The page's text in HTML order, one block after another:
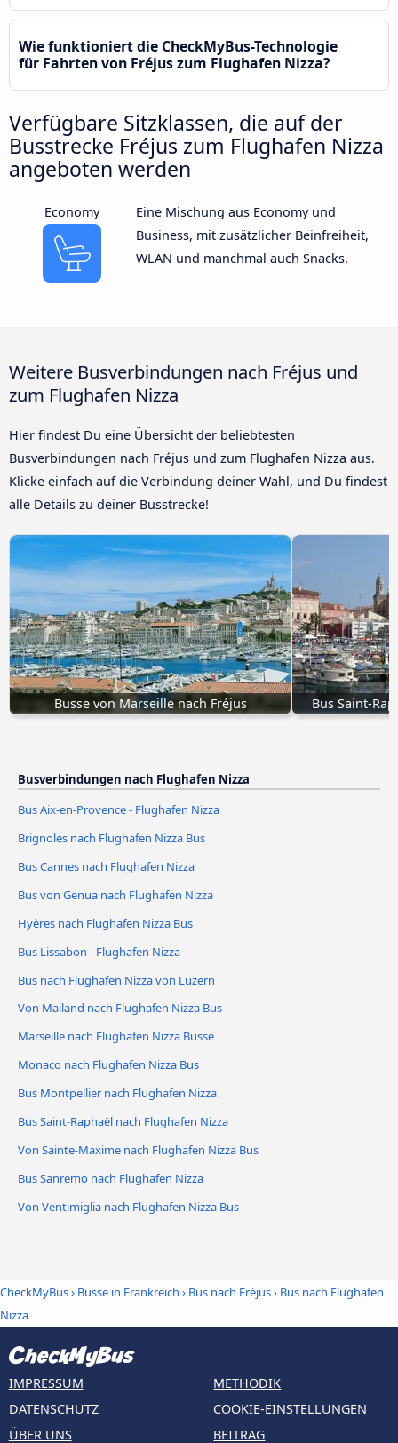
Wie funktioniert die CheckMyBus-Technologie
für Fahrten von Fréjus zum Flughafen Nizza?
Verfügbare Sitzklassen, die auf der
Busstrecke Fréjus zum Flughafen Nizza
angeboten werden
Economy
Eine Mischung aus Economy und
Business, mit zusätzlicher Beinfreiheit,
WLAN und manchmal auch Snacks.
Weitere Busverbindungen nach Fréjus und
zum Flughafen Nizza
Hier findest Du eine Übersicht der beliebtesten
Busverbindungen nach Fréjus und zum Flughafen Nizza aus.
Klicke einfach auf die Verbindung deiner Wahl, und Du findest
alle Details zu deiner Busstrecke!
Busse von Marseille nach Fréjus Bus Saint-
Busverbindungen nach Flughafen Nizza
Bus Aix-en-Provence - Flughafen Nizza
Brignoles nach Flughafen Nizza Bus
Bus Cannes nach Flughafen Nizza
Bus von Genua nach Flughafen Nizza
Hyères nach Flughafen Nizza Bus
Bus Lissabon - Flughafen Nizza
Bus nach Flughafen Nizza von Luzern
Von Mailand nach Flughafen Nizza Bus
Marseille nach Flughafen Nizza Busse
Monaco nach Flughafen Nizza Bus
Bus Montpellier nach Flughafen Nizza
Bus Saint-Raphaël nach Flughafen Nizza
Von Sainte-Maxime nach Flughafen Nizza Bus
Bus Sanremo nach Flughafen Nizza
Von Ventimiglia nach Flughafen Nizza Bus
CheckMyBus› Busse in Frankreich › Bus nach Fréjus› Bus nach Flughafen
Nizza
IMPRESSUM
DATENSCHUTZ
ÜBER UNS
METHODIK
COOKIE-EINSTELLUNGEN
BEITRAG